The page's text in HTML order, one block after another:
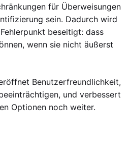
für Überweisungen
sein. Dadurch wird
beseitigt: dass
wenn sie nicht äußerst
Benutzerfreundlichkeit,
und verbessert
Optionen noch weiter.